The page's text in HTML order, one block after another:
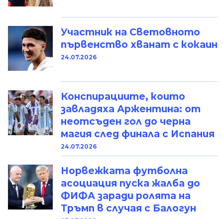
Участник на Световното
първенство хванат с кокаин
24.07.2026
Конспирациите, които
завладяха Аржентина: от
неотсъден гол до черна
магия след финала с Испания
24.07.2026
Норвежката футболна
асоциация пуска жалба до
ФИФА заради ролята на
Тръмп в случая с Балогун